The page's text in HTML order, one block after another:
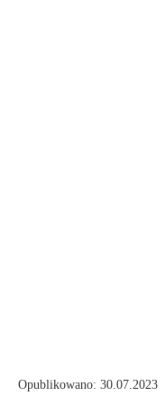
Opublikowano: 30.07.2023